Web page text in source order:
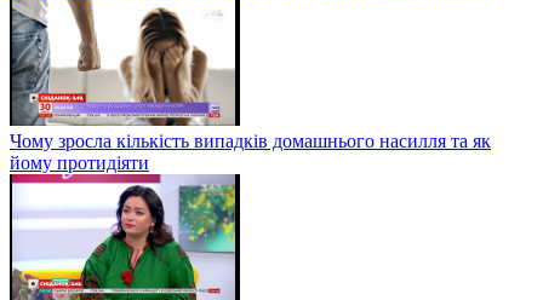
Чому зросла кількість випадків домашнього насилля та як
йому протидіяти